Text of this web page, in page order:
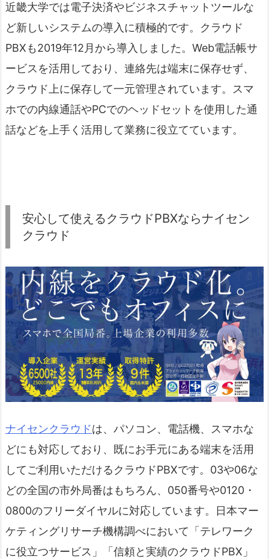
近畿大学では電子決済やビジネスチャットツールな
ど新しいシステムの導入に積極的です。クラウド
PBXも2019年12月から導入しました。Web電話帳サ
ービスを活用しており、連絡先は端末に保存せず、
クラウド上に保存して一元管理されています。スマ
ホでの内線通話やPCでのヘッドセットを使用した通
話などを上手く活用して業務に役立てています。
安心して使えるクラウドPBXならナイセン
クラウド
ナイセンクラウドは、パソコン、電話機、スマホな
どにも対応しており、既にお手元にある端末を活用
してご利用いただけるクラウドPBXです。03や06な
どの全国の市外局番はもちろん、050番号や0120・
0800のフリーダイヤルに対応しています。日本マー
ケティングリサーチ機構調べにおいて「テレワーク
に役立つサービス」「信頼と実績のクラウドPBX」